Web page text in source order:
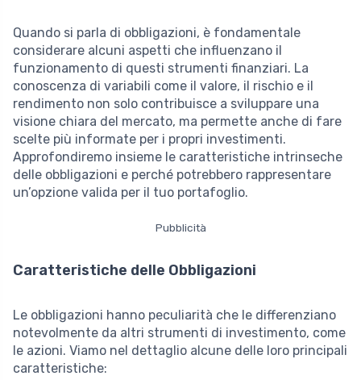
Quando si parla di obbligazioni, è fondamentale
considerare alcuni aspetti che influenzano il
funzionamento di questi strumenti finanziari. La
conoscenza di variabili come il valore, il rischio e il
rendimento non solo contribuisce a sviluppare una
visione chiara del mercato, ma permette anche di fare
scelte più informate per i propri investimenti.
Approfondiremo insieme le caratteristiche intrinseche
delle obbligazioni e perché potrebbero rappresentare
un’opzione valida per il tuo portafoglio.
Pubblicità
Caratteristiche delle Obbligazioni
Le obbligazioni hanno peculiarità che le differenziano
notevolmente da altri strumenti di investimento, come
le azioni. Viamo nel dettaglio alcune delle loro principali
caratteristiche: